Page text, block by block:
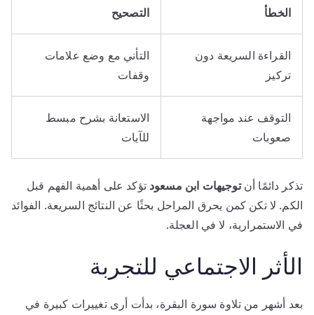
الخطأ التصحيح
القراءة السريعة دون
تركيز
التأني مع وضع علامات
وقفات
التوقف عند مواجهة
صعوبات
الاستعانة بشرح مبسط
للآيات
تذكر دائمًا أنتوجيهات ابن مسعود تؤكد على أهمية الفهم قبل
الكم. لا تكن كمن يحرق المراحل بحثًا عن النتائج السريعة. الفوائد
في الاستمرارية، لا في العجلة.
الأثر الاجتماعي للتجربة
بعد أشهر من تلاوة سورة البقرة، بدأت أرى تغييرات كبيرة في